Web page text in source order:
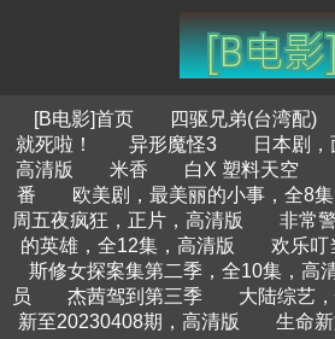
[B电影]首页 四驱兄弟(台湾配)
就死啦！
异形魔怪3
日本剧
高清版
米香 白X 塑料天空
番
欧美剧，最美丽的小事，全8
周五夜疯狂，正片，高清版
非常
的英雄，全12集，高清版
欢乐叮
斯修女探案集第二季，全10集，高
员
杰茜驾到第三季
大陆综艺
新至20230408期，高清版
生命